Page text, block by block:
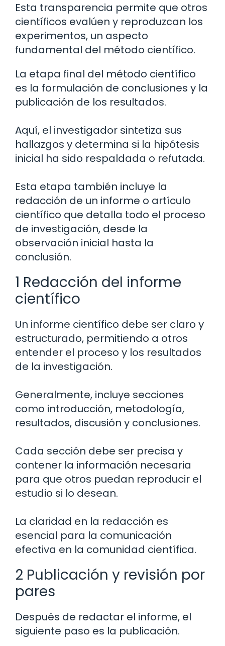
Esta transparencia permite que otros
científicos evalúen y reproduzcan los
experimentos, un aspecto
fundamental del método científico.
La etapa final del método científico
es la formulación de conclusiones y la
publicación de los resultados.
Aquí, el investigador sintetiza sus
hallazgos y determina si la hipótesis
inicial ha sido respaldada o refutada.
Esta etapa también incluye la
redacción de un informe o artículo
científico que detalla todo el proceso
de investigación, desde la
observación inicial hasta la
conclusión.
1 Redacción del informe
científico
Un informe científico debe ser claro y
estructurado, permitiendo a otros
entender el proceso y los resultados
de la investigación.
Generalmente, incluye secciones
como introducción, metodología,
resultados, discusión y conclusiones.
Cada sección debe ser precisa y
contener la información necesaria
para que otros puedan reproducir el
estudio si lo desean.
La claridad en la redacción es
esencial para la comunicación
efectiva en la comunidad científica.
2 Publicación y revisión por
pares
Después de redactar el informe, el
siguiente paso es la publicación.